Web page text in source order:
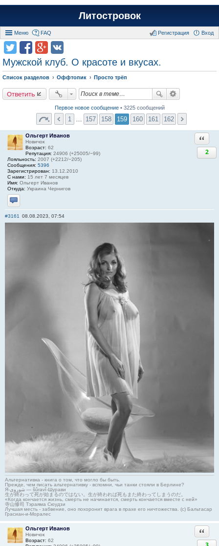
Литостровок
Меню FAQ Вход
Регистрация
Мужской клуб. О красоте и вкусах.
Список разделов Оффтопик Просто трёп
Ответить
Первое новое сообщение• 3225 сообщений
1 157 158 159 160 161 162
Ольгерт Иванов
Новичок
Возраст: 62
Репутация: 24906 (+25005/−99)
Лояльность: 2007 (+2212/−205)
Сообщения: 5396
Зарегистрирован: 13.12.2010
С нами: 15 лет 7 месяцев
Имя: Ольгерт Иванов
Откуда: Украина Чернигов
Отправить личное сообщение
2
#3161 08.08.2023, 07:54
Альтернативка - книга о том, что могло бы быть.
Прежде, чем писать альтернативку - вспомни, чьи танки стояли в Берлине?
Я-شوروی — šûravî-Шурави
生が終わって死が始まるのではない。生が終われば死もまた終わってしまうのだ。
«Когда кончается жизнь, смерть не начинается, смерть кончается вместе с ней»
寺山修司 Тэраяма Сюудзи
Лучшая месть - забвение, оно похоронит врага в прахе его ничтожества. (с) Бальтасар
Грасиан-и-Моралес
Ольгерт Иванов
Новичок
Возраст: 62